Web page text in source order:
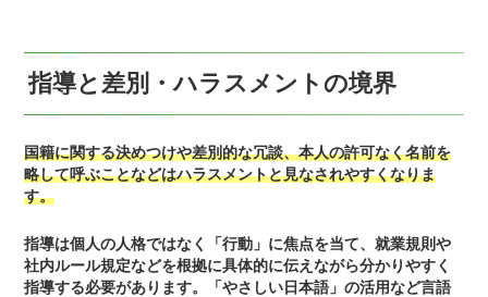
指導と差別・ハラスメントの境界
国籍に関する決めつけや差別的な冗談、本人の許可なく名前を
略して呼ぶことなどはハラスメントと見なされやすくなりま
す。
指導は個人の人格ではなく「行動」に焦点を当て、就業規則や
社内ルール規定などを根拠に具体的に伝えながら分かりやすく
指導する必要があります。「やさしい日本語」の活用など言語